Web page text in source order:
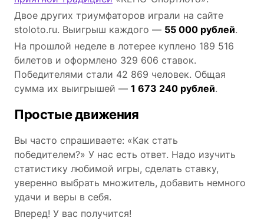
Двое других триумфаторов играли на сайте
stoloto.ru. Выигрыш каждого — 55 000 рублей.
На прошлой неделе в лотерее куплено 189 516
билетов и оформлено 329 606 ставок.
Победителями стали 42 869 человек. Общая
сумма их выигрышей — 1 673 240 рублей.
Простые движения
Вы часто спрашиваете: «Как стать
победителем?» У нас есть ответ. Надо изучить
статистику любимой игры, сделать ставку,
уверенно выбрать множитель, добавить немного
удачи и веры в себя.
Вперед! У вас получится!